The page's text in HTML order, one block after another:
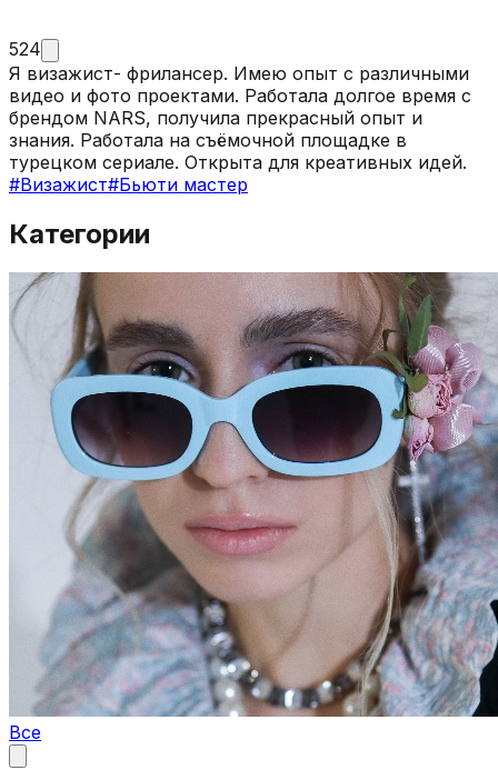
524
Я визажист- фрилансер. Имею опыт с различными
видео и фото проектами. Работала долгое время с
брендом NARS, получила прекрасный опыт и
знания. Работала на съёмочной площадке в
турецком сериале. Открыта для креативных идей.
#Визажист#Бьюти мастер
Категории
Все